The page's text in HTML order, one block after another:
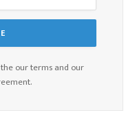
our terms and our